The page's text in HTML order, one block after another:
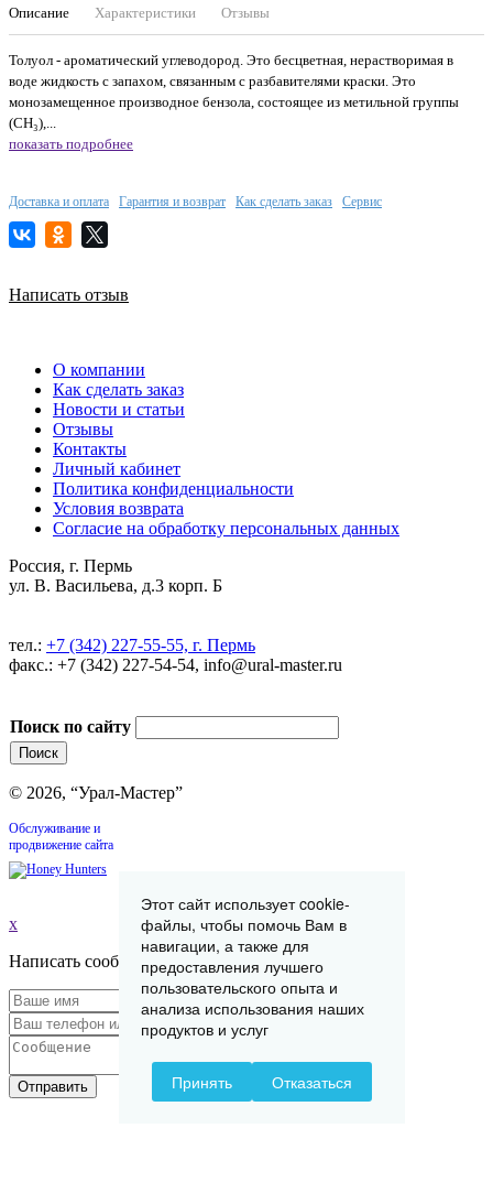
Описание Характеристики Отзывы
Толуол - ароматический углеводород. Это бесцветная, нерастворимая в
воде жидкость с запахом, связанным с разбавителями краски. Это
монозамещенное производное бензола, состоящее из метильной группы
(CH₃),...
показать подробнее
Доставка и оплата Гарантия и возврат Как сделать заказ Сервис
Написать отзыв
О компании
Как сделать заказ
Новости и статьи
Отзывы
Контакты
Личный кабинет
Политика конфиденциальности
Условия возврата
Согласие на обработку персональных данных
Россия, г. Пермь
ул. В. Васильева, д.3 корп. Б
тел.: +7 (342) 227-55-55, г. Пермь
факс.: +7 (342) 227-54-54, info@ural-master.ru
Поиск по сайту
© 2026, “Урал-Мастер”
Обслуживание и
продвижение сайта
x
Написать сообщение
Отправить
Этот сайт использует cookie-
файлы, чтобы помочь Вам в
навигации, а также для
предоставления лучшего
пользовательского опыта и
анализа использования наших
продуктов и услуг
Принять Отказаться